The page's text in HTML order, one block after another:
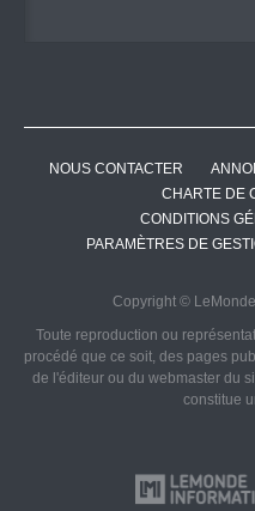
NOUS CONTACTER
CHARTE DE
CONDITIONS
PARAMÈTRES DE
Copyright ©
Toute reproduction ou
procédé que ce soit, des pages
de l'éditeur ou du webmaster du
constitue